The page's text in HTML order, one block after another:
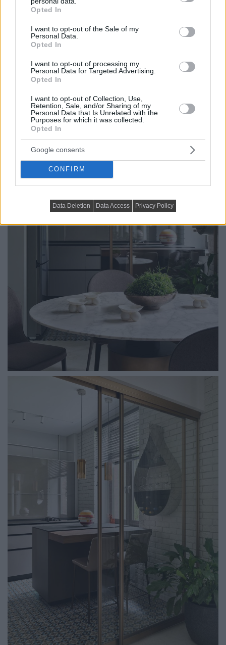
grant or deny consent to Google and its third-party tags to
use your data for below specified purposes in below Google
consent section.
Opted In
I want to opt-out of the Sale of my
Personal Data.
Opted In
I want to opt-out of processing my
Personal Data for Targeted Advertising.
Opted In
I want to opt-out of Collection, Use,
Retention, Sale, and/or Sharing of my
Personal Data that Is Unrelated with the
Purposes for which it was collected.
Opted In
Google consents
CONFIRM
Data Deletion Data Access Privacy Policy